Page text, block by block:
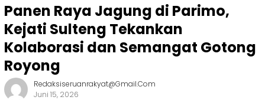
Panen Raya Jagung di Parimo,
Kejati Sulteng Tekankan
Kolaborasi dan Semangat Gotong
Royong
Redaksiseruanrakyat@gmail.com
Juni 15, 2026